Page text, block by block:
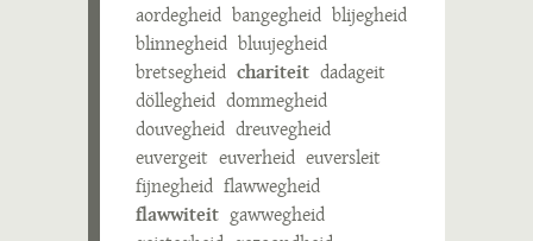
aordegheid bangegheid blijegheid
blinnegheid bluujegheid
bretsegheid chariteit dadageit
döllegheid dommegheid
douvegheid dreuvegheid
euvergeit euverheid euversleit
fijnegheid flawwegheid
flawwiteit gawwegheid